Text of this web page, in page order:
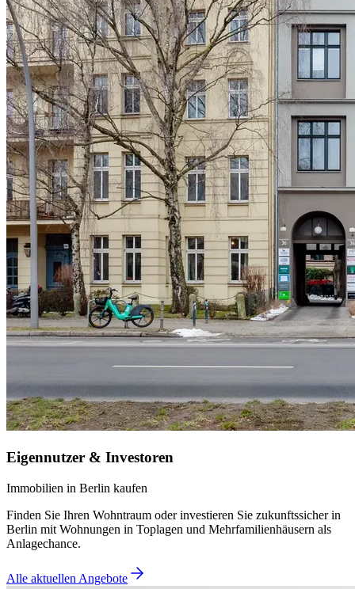
Eigennutzer & Investoren
Immobilien in Berlin kaufen
Finden Sie Ihren Wohntraum oder investieren Sie zukunftssicher in
Berlin mit Wohnungen in Toplagen und Mehrfamilienhäusern als
Anlagechance.
Alle aktuellen Angebote